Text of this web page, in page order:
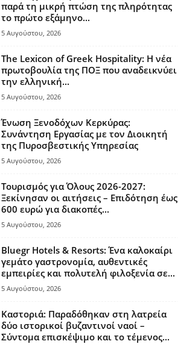
παρά τη μικρή πτώση της πληρότητας
το πρώτο εξάμηνο...
5 Αυγούστου, 2026
The Lexicon of Greek Hospitality: Η νέα
πρωτοβουλία της ΠΟΞ που αναδεικνύει
την ελληνική...
5 Αυγούστου, 2026
Ένωση Ξενοδόχων Κερκύρας:
Συνάντηση Εργασίας με τον Διοικητή
της Πυροσβεστικής Υπηρεσίας
5 Αυγούστου, 2026
Τουρισμός για Όλους 2026-2027:
Ξεκίνησαν οι αιτήσεις – Επιδότηση έως
600 ευρώ για διακοπές...
5 Αυγούστου, 2026
Bluegr Hotels & Resorts: Ένα καλοκαίρι
γεμάτο γαστρονομία, αυθεντικές
εμπειρίες και πολυτελή φιλοξενία σε...
5 Αυγούστου, 2026
Καστοριά: Παραδόθηκαν στη λατρεία
δύο ιστορικοί βυζαντινοί ναοί –
Σύντομα επισκέψιμο και το τέμενος...